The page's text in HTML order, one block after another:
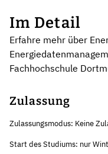
Im Detail
Erfahre mehr über
Fachhochschule
Zulassung
Zulassungsmodus: Keine
Start des Studiums: nur